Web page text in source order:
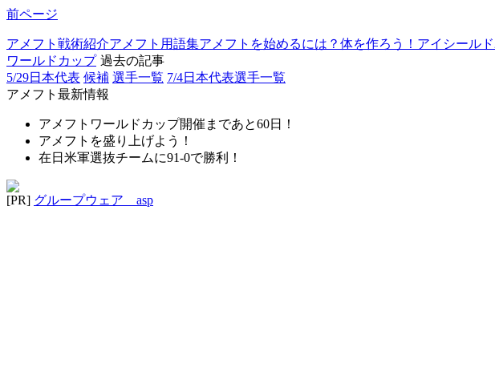
前ページ
アメフト戦術紹介アメフト用語集アメフトを始めるには？ 体を作ろう！ アイシールド
ワールドカップ 過去の記事
5/29日本代表 候補 選手一覧 7/4日本代表選手一覧
アメフト最新情報
アメフトワールドカップ開催まであと60日！
アメフトを盛り上げよう！
在日米軍選抜チームに91-0で勝利！
[PR] グループウェア asp